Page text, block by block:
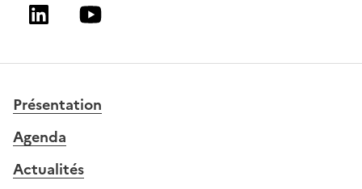
LinkedinYoutube
Présentation
Agenda
Actualités